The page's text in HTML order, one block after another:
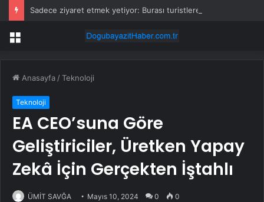
Menü
Anasayfa /Teknoloji
Teknoloji
EA CEO’suna Göre
Geliştiriciler, Üretken Yapay
Zekâ İçin Gerçekten İştahlı
ÜMİT SAVĞA Mayıs 10, 2024 0 0